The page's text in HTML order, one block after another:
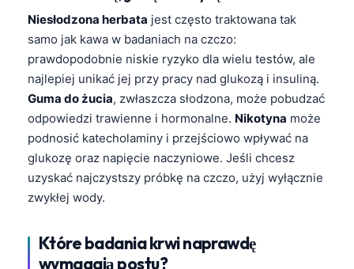
Niesłodzona herbata jest często traktowana tak
samo jak kawa w badaniach na czczo:
prawdopodobnie niskie ryzyko dla wielu testów, ale
najlepiej unikać jej przy pracy nad glukozą i insuliną.
Guma do żucia, zwłaszcza słodzona, może pobudzać
odpowiedzi trawienne i hormonalne. Nikotyna może
podnosić katecholaminy i przejściowo wpływać na
glukozę oraz napięcie naczyniowe. Jeśli chcesz
uzyskać najczystszy próbkę na czczo, użyj wyłącznie
zwykłej wody.
Które badania krwi naprawdę
wymagają postu?